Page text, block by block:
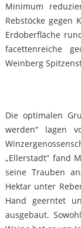
Minimum
Rebstöcke gegen
Erdoberfläche
facettenreiche
Weinberg
Die optimalen
werden“ lagen
„Ellerstadt“ fand
seine Trauben
Hektar unter
Hand geerntet
ausgebaut.